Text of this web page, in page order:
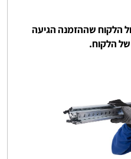
הלקוח שההזמנה הגיעה
הלקוח.